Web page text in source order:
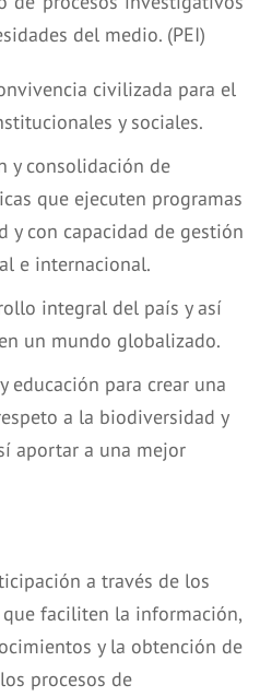
del medio. (PEI)
civilizada para el
y sociales.
y consolidación de
que ejecuten programas
y con capacidad de gestión
e internacional.
integral del país y así
un mundo globalizado.
educación para crear una
a la biodiversidad y
aportar a una mejor
a través de los
faciliten la información,
y la obtención de
procesos de